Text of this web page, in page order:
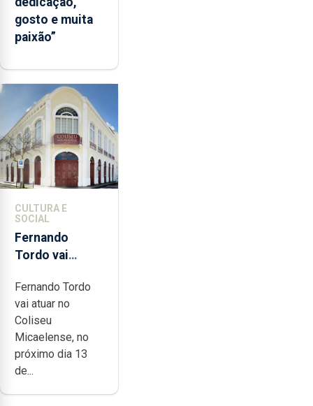
gosto e muita
paixão”
CULTURA E
SOCIAL
Fernando
Tordo vai
anos de
carreira no
Coliseu
Micaelense
Fernando Tordo
vai atuar no
Coliseu
Micaelense, no
próximo dia 13
de...